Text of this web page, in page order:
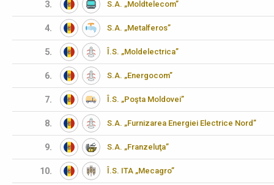
3. S.A. „Moldtelecom”
4. S.A. „Metalferos”
5. Î.S. „Moldelectrica”
6. S.A. „Energocom”
7. Î.S. „Poşta Moldovei”
8. S.A. „Furnizarea Energiei Electrice Nord”
9. S.A. „Franzeluţa”
10. Î.S. ITA „Mecagro”